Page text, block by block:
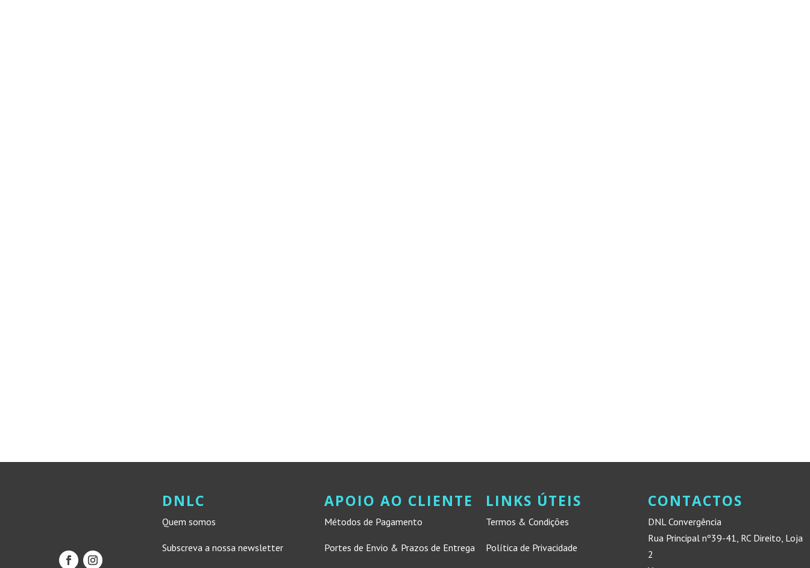
DNLC
Quem somos
Subscreva a nossa newsletter
APOIO AO CLIENTE
Métodos de Pagamento
Portes de Envio & Prazos de Entrega
LINKS ÚTEIS
Termos & Condições
Política de Privacidade
CONTACTOS
DNL Convergência
Rua Principal nº39-41, RC Direito, Loja
2